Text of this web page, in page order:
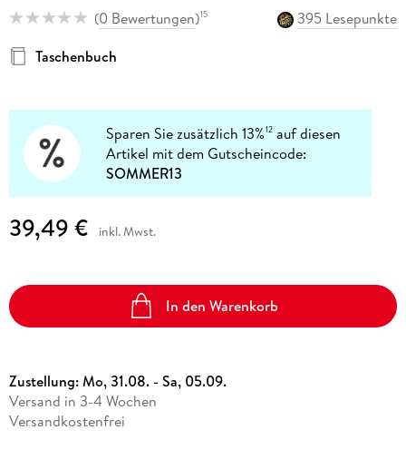
(0 Bewertungen)15
395 Lesepunkte
Taschenbuch
Sparen Sie zusätzlich 13%12 auf diesen
Artikel mit dem Gutscheincode:
SOMMER13
39,49 € inkl. Mwst.
In den Warenkorb
Zustellung:Mo, 31.08. - Sa, 05.09.
Versand in 3-4 Wochen
Versandkostenfrei